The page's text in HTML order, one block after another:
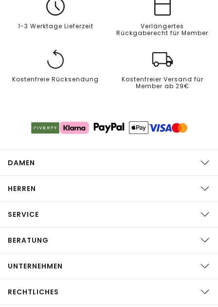
1-3 Werktage Lieferzeit
Verlängertes
Rückgaberecht für Member
Kostenfreie Rücksendung
Kostenfreier Versand für
Member ab 29€
DAMEN
HERREN
SERVICE
BERATUNG
UNTERNEHMEN
RECHTLICHES